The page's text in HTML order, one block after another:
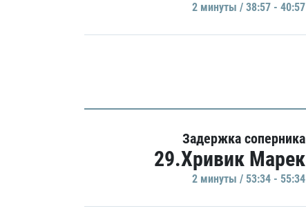
2 минуты / 38:57 - 40:57
Задержка соперника
29.Хривик Марек
2 минуты / 53:34 - 55:34